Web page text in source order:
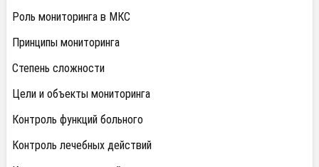
Роль мониторинга в МКС
Принципы мониторинга
Степень сложности
Цели и объекты мониторинга
Контроль функций больного
Контроль лечебных действий